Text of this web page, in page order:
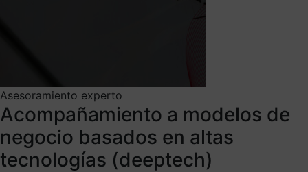
Asesoramiento experto
Acompañamiento a modelos de
negocio basados en altas
tecnologías (deeptech)